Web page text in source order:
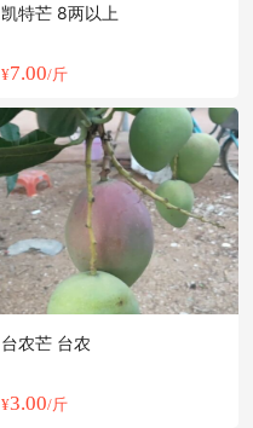
凯特芒 8两以上
¥7.00/斤
台农芒 台农
¥3.00/斤